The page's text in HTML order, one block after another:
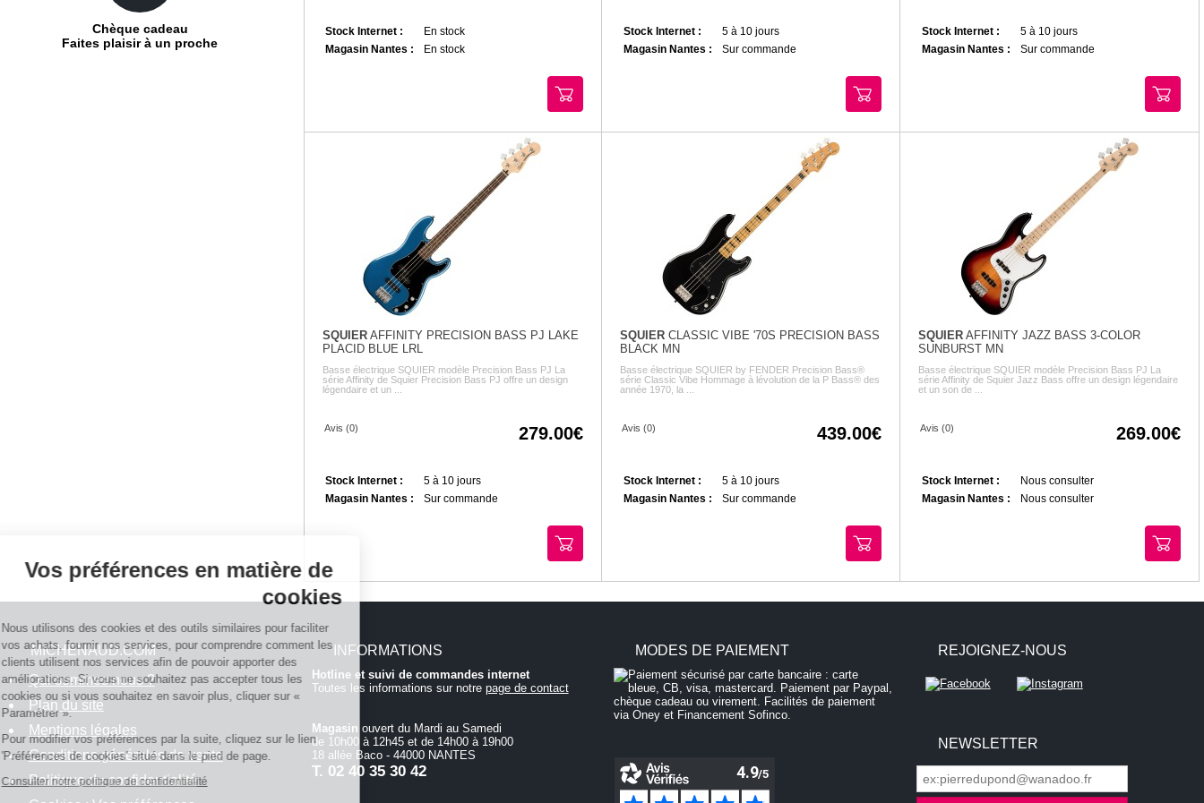
Vos préférences en matière de
cookies
Nous utilisons des cookies et des outils similaires pour faciliter
vos achats, fournir nos services, pour comprendre comment les
clients utilisent nos services afin de pouvoir apporter des
améliorations. Si vous ne souhaitez pas accepter tous les
cookies ou si vous souhaitez en savoir plus, cliquer sur «
Paramétrer ».
Pour modifier vos préférences par la suite, cliquez sur le lien
'Préférences de cookies' situé dans le pied de page.
Consulter notre politique de confidentialité
Stock Internet :
En stock
Magasin Nantes :
En stock
Stock Internet :
5 à 10 jours
Magasin Nantes :
Sur commande
Stock Internet :
5 à 10 jours
Magasin Nantes :
Sur commande
SQUIERAFFINITY PRECISION BASS PJ LAKE
PLACID BLUE LRL
Basse électrique SQUIER modèle Precision Bass PJ La
série Affinity de Squier Precision Bass PJ offre un design
légendaire et un ...
Avis (0) 279.00
Stock Internet :
5 à 10 jours
Magasin Nantes :
Sur commande
SQUIERCLASSIC VIBE '70S PRECISION BASS
BLACK MN
Basse électrique SQUIER by FENDER Precision Bass®
série Classic Vibe Hommage à lévolution de la P Bass® des
année 1970, la ...
Avis (0) 439.00
Stock Internet :
5 à 10 jours
Magasin Nantes :
Sur commande
SQUIER AFFINITY JAZZ BASS 3-COLOR
SUNBURST MN
Basse électrique SQUIER modèle Precision Bass PJ La
série Affinity de Squier Jazz Bass offre un design légendaire
et un son de ...
Avis (0) 269.00
Stock Internet :
Nous consulter
Magasin Nantes :
Nous consulter
Chèque cadeau
Faites plaisir à un proche
MICHENAUD.COM
Qui sommes nous ?
Plan du site
Mentions légales
Conditions générales de vente
Politique de confidentialité
INFORMATIONS
Hotline et suivi de commandes internet
Toutes les informations sur notre page de contact
Magasin ouvert du Mardi au Samedi
de 10h00 à 12h45 et de 14h00 à 19h00
18 allée Baco - 44000 NANTES
T. 02 40 35 30 42
MODES DE PAIEMENT REJOIGNEZ-NOUS
NEWSLETTER